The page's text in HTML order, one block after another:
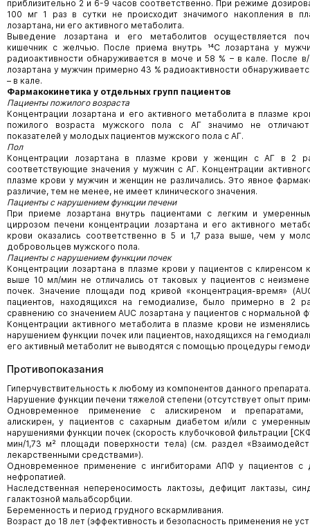
приблизительно 2 и 6-9 часов соответственно. При режиме
100 мг 1 раз в сутки не происходит значимого накопления в
лозартана, ни его активного метаболита.
Выведение лозартана и его метаболитов осуществляется
кишечник с желчью. После приема внутрь ¹⁴С лозартана у
радиоактивности обнаруживается в моче и 58 % – в кале. После в/
лозартана у мужчин примерно 43 % радиоактивности
– в кале.
Фармакокинетика у отдельных групп пациентов
Пациенты пожилого возраста
Концентрации лозартана и его активного метаболита в плазме
пожилого возраста мужского пола с АГ значимо не
показателей у молодых пациентов мужского пола с АГ.
Пол
Концентрации лозартана в плазме крови у женщин с АГ в 2
соответствующие значения у мужчин с АГ. Концентрации
плазме крови у мужчин и женщин не различались. Это явное
различие, тем не менее, не имеет клинического значения.
Пациенты с нарушением функции печени
При приеме лозартана внутрь пациентами с легким и
циррозом печени концентрации лозартана и его активного
крови оказались соответственно в 5 и 1,7 раза выше, чем у
добровольцев мужского пола.
Пациенты с нарушением функции почек
Концентрации лозартана в плазме крови у пациентов с клиренсом
выше 10 мл/мин не отличались от таковых у пациентов с
почек. Значение площади под кривой «концентрация-время»
пациентов, находящихся на гемодиализе, было примерно в 2
сравнению со значением AUC лозартана у пациентов с нормальной
Концентрации активного метаболита в плазме крови не
нарушением функции почек или пациентов, находящихся на
его активный метаболит не выводятся с помощью процедуры
Противопоказания
Гиперчувствительность к любому из компонентов данного препарата.
Нарушение функции печени тяжелой степени (отсутствует опыт
Одновременное применение с алискиреном и препаратами,
алискирен, у пациентов с сахарным диабетом и/или с
нарушениями функции почек (скорость клубочковой фильтрации
мин/1,73 м² площади поверхности тела) (см. раздел
лекарственными средствами»).
Одновременное применение с ингибиторами АПФ у пациентов с
нефропатией.
Наследственная непереносимость лактозы, дефицит лактазы,
галактозной мальабсорбции.
Беременность и период грудного вскармливания.
Возраст до 18 лет (эффективность и безопасность применения не